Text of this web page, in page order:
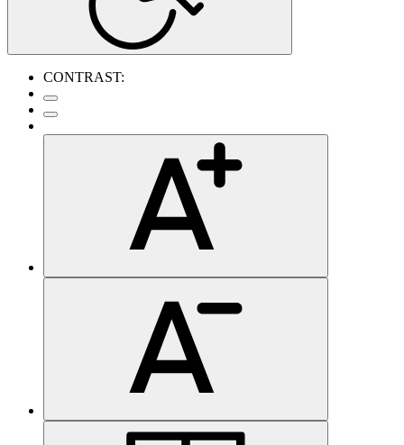
CONTRAST: